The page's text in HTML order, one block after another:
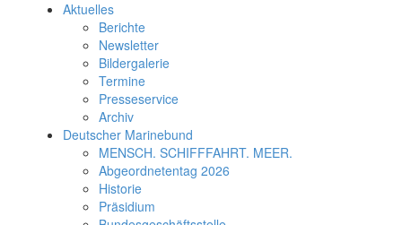
Aktuelles
Berichte
Newsletter
Bildergalerie
Termine
Presseservice
Archiv
Deutscher Marinebund
MENSCH. SCHIFFFAHRT. MEER.
Abgeordnetentag 2026
Historie
Präsidium